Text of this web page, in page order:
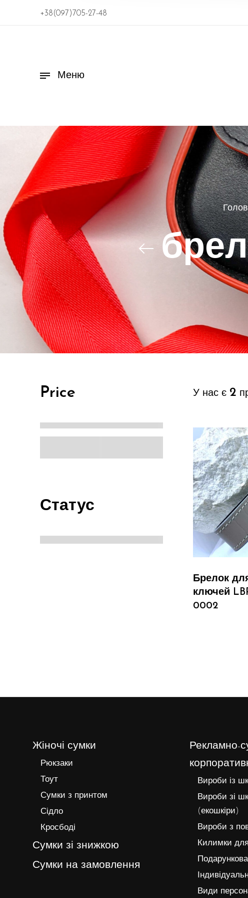
+38(097)705-27-48
Меню
Price
Статус
У нас є 2
Брелок
ключей
0002
Жіночі сумки
Рюкзаки
Тоут
Сумки з принтом
Сідло
Кросбоді
Сумки зі знижкою
Сумки на замовлення
Рекламно-
Вироби із
Вироби зі
(екошкіри)
Вироби з
Килимки
Види